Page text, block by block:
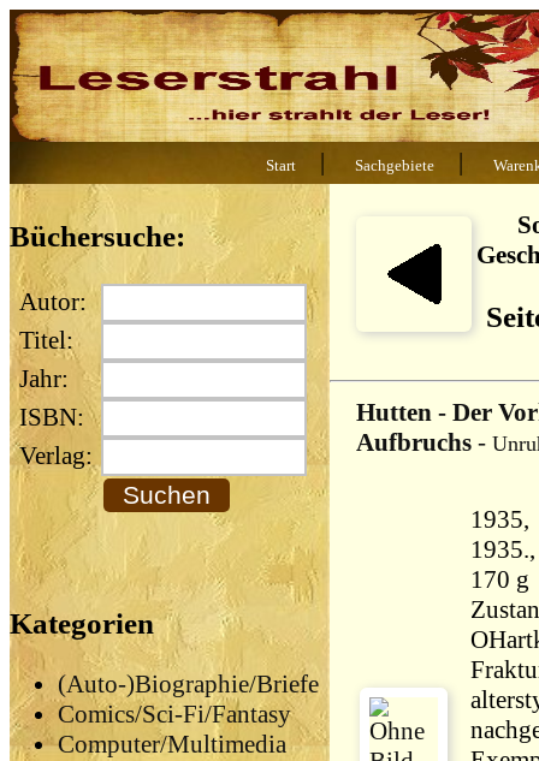
Start | Sachgebiete |
Büchersuche:
Autor:
Titel:
Jahr:
ISBN:
Verlag:
Kategorien
(Auto-)Biographie/Briefe
Comics/Sci-Fi/Fantasy
Computer/Multimedia
Hutten - Der
Aufbruchs -
1935., Gebundene
170 g